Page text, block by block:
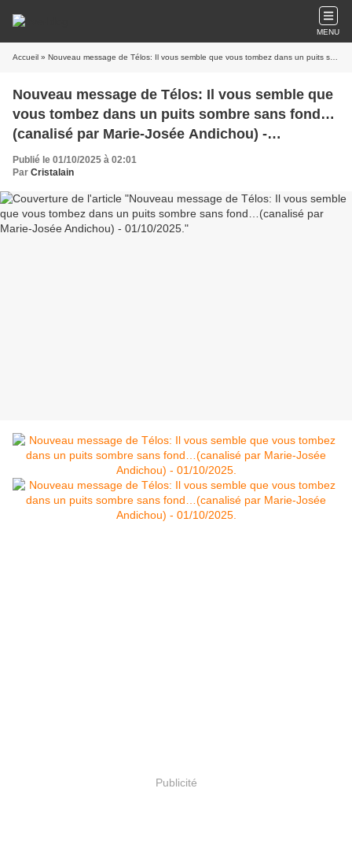
MENU
Accueil » Nouveau message de Télos: Il vous semble que vous tombez dans un puits sombre sans fond…(canalisé par Marie-Josée Andichou) - 01/10/2025.
Nouveau message de Télos: Il vous semble que
vous tombez dans un puits sombre sans fond…
(canalisé par Marie-Josée Andichou) -
01/10/2025.
Publié le 01/10/2025 à 02:01
Par Cristalain
Publicité